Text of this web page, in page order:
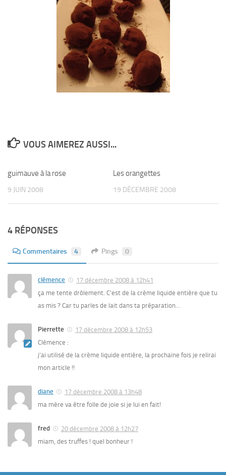
VOUS AIMEREZ AUSSI...
guimauve à la rose
9 JUIN 2008
Les orangettes
19 DÉCEMBRE 2008
4 RÉPONSES
Commentaires 4 Pings 0
clémence
17 décembre 2008 à 12h41
ça me tente drôlement. C’est de la crème liquide entière que tu
as mis ? Car tu parles de lait dans ta préparation…
Pierrette
17 décembre 2008 à 12h53
Clémence :
j’ai utilisé de la crème liquide entière, la prochaine fois je relirai
mon article !!
diane
17 décembre 2008 à 13h48
ma mère va être folle de joie si je lui en fait!
fred
20 décembre 2008 à 12h27
miam, des truffes ! quel bonheur !